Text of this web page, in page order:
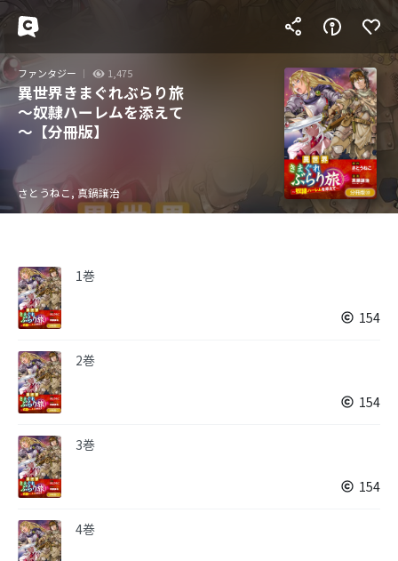
ファンタジー 1,475
異世界きまぐれぶらり旅
～奴隷ハーレムを添えて
～【分冊版】
さとうねこ, 真鍋譲治
1巻
154
2巻
154
3巻
154
4巻